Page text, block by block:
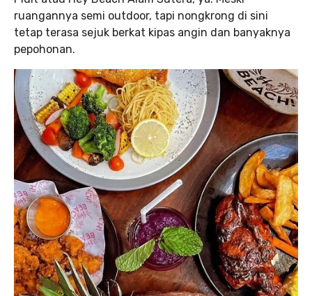
ruangannya semi outdoor, tapi nongkrong di sini
tetap terasa sejuk berkat kipas angin dan banyaknya
pepohonan.